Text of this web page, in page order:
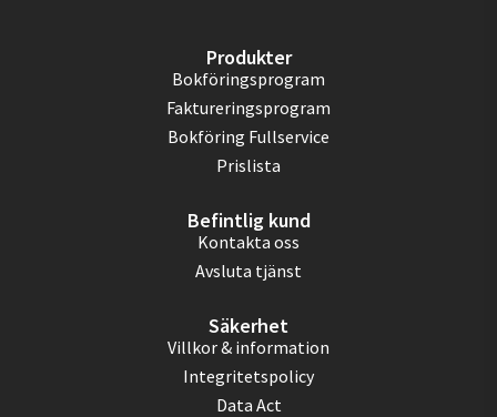
Produkter
Bokföringsprogram
Faktureringsprogram
Bokföring Fullservice
Prislista
Befintlig kund
Kontakta oss
Avsluta tjänst
Säkerhet
Villkor & information
Integritetspolicy
Data Act